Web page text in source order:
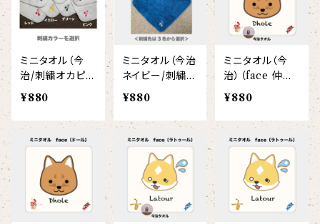
【vividtypo】
【wreath】
【custom_point】
【face_point】
【balancing typo】
【Allstar】
【embrem_American】
【Amazing player】
【EVENT ※期間限定商品】
ネクタイ
ラグランTシャツ
カーディガン
マフラー
白ヤギ
黒ヤギ
オルコット
フランソワルトン
ミニタオル（今
治/刺繍オカピマ
ーク）
¥880
ミニタオル（今治
ネイビー/刺繍オ
カピマーク）
¥880
ミニタオル（今
治）（face 仲間
たち）
¥880